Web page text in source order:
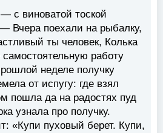
с виноватой тоской
Вчера поехали на рыбалку,
ты человек, Колька
работу
неделе получку
от испугу: где взял
пошла да на радостях пуд
узнала про получку.
«Купи пуховый берет. Купи,